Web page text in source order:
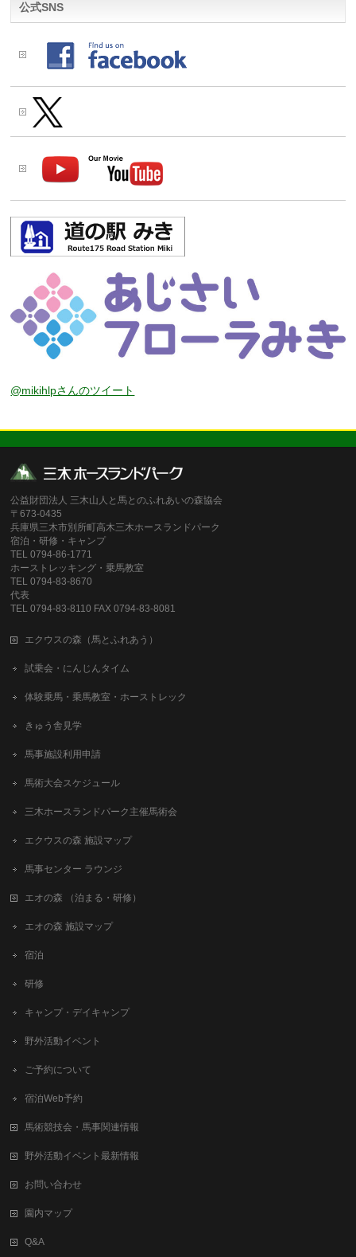
公式SNS
@mikihlpさんのツイート
公益財団法人 三木山人と馬とのふれあいの森協会
〒673-0435
兵庫県三木市別所町高木三木ホースランドパーク
宿泊・研修・キャンプ
TEL 0794-86-1771
ホーストレッキング・乗馬教室
TEL 0794-83-8670
代表
TEL 0794-83-8110 FAX 0794-83-8081
エクウスの森（馬とふれあう）
試乗会・にんじんタイム
体験乗馬・乗馬教室・ホーストレック
きゅう舎見学
馬事施設利用申請
馬術大会スケジュール
三木ホースランドパーク主催馬術会
エクウスの森 施設マップ
馬事センター ラウンジ
エオの森 （泊まる・研修）
エオの森 施設マップ
宿泊
研修
キャンプ・デイキャンプ
野外活動イベント
ご予約について
宿泊Web予約
馬術競技会・馬事関連情報
野外活動イベント最新情報
お問い合わせ
園内マップ
Q&A